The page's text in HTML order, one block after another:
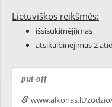
Lietuviškos reikšmės:
išsisuki(nėji)mas
atsikalbinėjimas 2
put-off
www.alkonas.lt/